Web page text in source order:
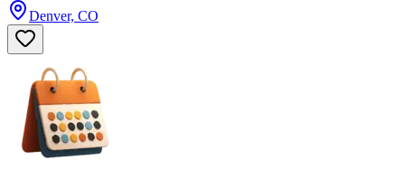
Denver, CO